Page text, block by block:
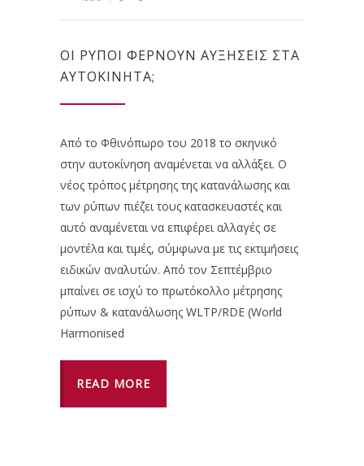
ΟΙ ΡΎΠΟΙ ΦΈΡΝΟΥΝ ΑΥΞΉΣΕΙΣ ΣΤΑ
ΑΥΤΟΚΊΝΗΤΑ;
Από το Φθινόπωρο του 2018 το σκηνικό
στην αυτοκίνηση αναμένεται να αλλάξει. Ο
νέος τρόπος μέτρησης της κατανάλωσης και
των ρύπων πιέζει τους κατασκευαστές και
αυτό αναμένεται να επιφέρει αλλαγές σε
μοντέλα και τιμές, σύμφωνα με τις εκτιμήσεις
ειδικών αναλυτών. Από τον Σεπτέμβριο
μπαίνει σε ισχύ το πρωτόκολλο μέτρησης
ρύπων & κατανάλωσης WLTP/RDE (World
Harmonised
READ MORE